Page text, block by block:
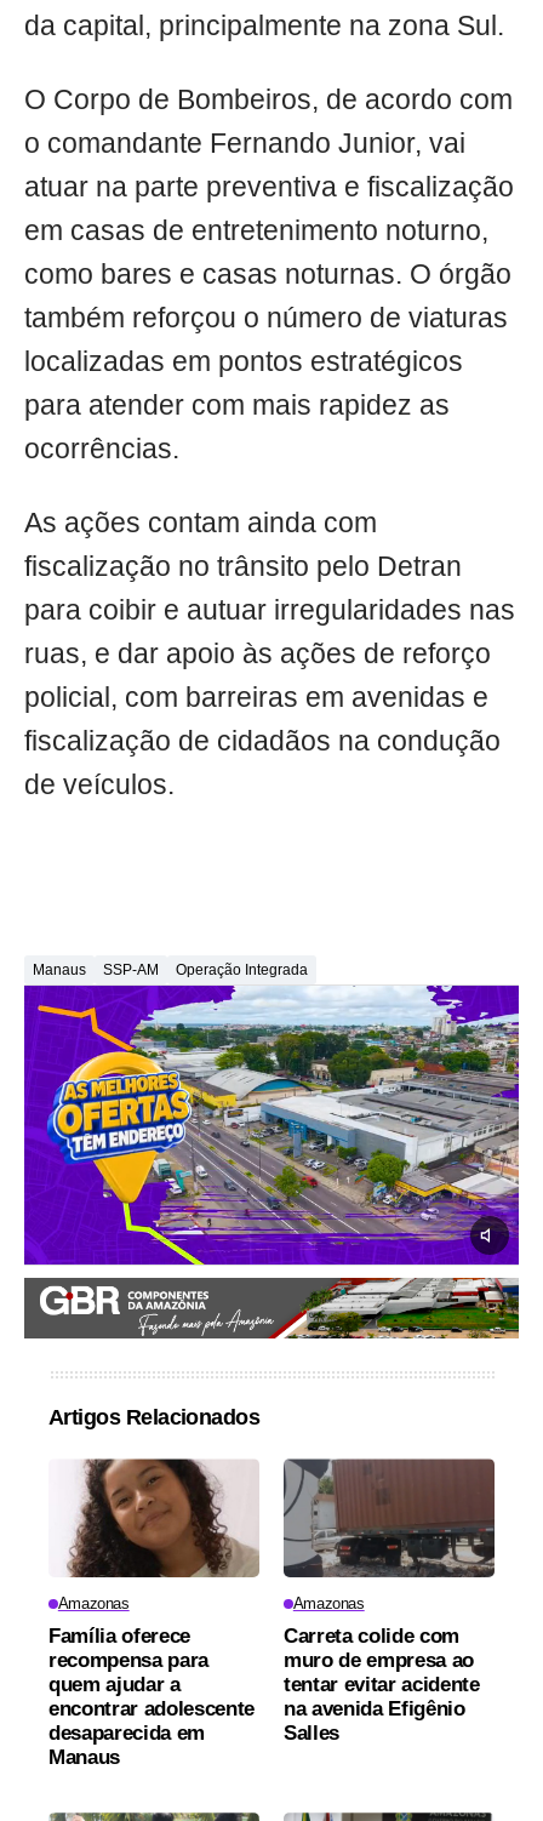
da capital, principalmente na zona Sul.
O Corpo de Bombeiros, de acordo com
o comandante Fernando Junior, vai
atuar na parte preventiva e fiscalização
em casas de entretenimento noturno,
como bares e casas noturnas. O órgão
também reforçou o número de viaturas
localizadas em pontos estratégicos
para atender com mais rapidez as
ocorrências.
As ações contam ainda com
fiscalização no trânsito pelo Detran
para coibir e autuar irregularidades nas
ruas, e dar apoio às ações de reforço
policial, com barreiras em avenidas e
fiscalização de cidadãos na condução
de veículos.
Manaus SSP-AM Operação Integrada
Artigos Relacionados
Amazonas
Família oferece
recompensa para
quem ajudar a
encontrar adolescente
desaparecida em
Manaus
Amazonas
Carreta colide com
muro de empresa ao
tentar evitar acidente
na avenida Efigênio
Salles